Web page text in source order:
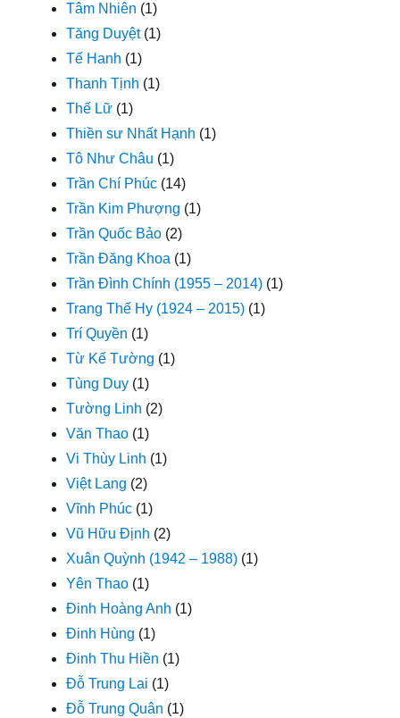
Tâm Nhiên (1)
Tăng Duyệt(1)
Tế Hanh (1)
Thanh Tịnh (1)
Thế Lữ (1)
Thiền sư Nhất Hạnh (1)
Tô Như Châu (1)
Trần Chí Phúc (14)
Trần Kim Phượng (1)
Trần Quốc Bảo (2)
Trần Đăng Khoa (1)
Trần Đình Chính (1955 – 2014) (1)
Trang Thế Hy (1924 – 2015) (1)
Trí Quyền (1)
Từ Kế Tường (1)
Tùng Duy (1)
Tường Linh (2)
Văn Thao (1)
Vi Thùy Linh (1)
Việt Lang (2)
Vĩnh Phúc (1)
Vũ Hữu Định (2)
Xuân Quỳnh (1942 – 1988) (1)
Yên Thao (1)
Đinh Hoàng Anh (1)
Đinh Hùng (1)
Đinh Thu Hiền (1)
Đỗ Trung Lai (1)
Đỗ Trung Quân (1)